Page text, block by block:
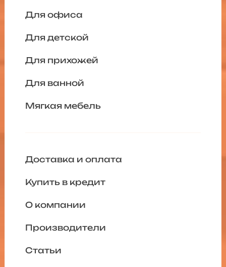
Для офиса
Для детской
Для прихожей
Для ванной
Мягкая мебель
Доставка и оплата
Купить в кредит
О компании
Производители
Статьи